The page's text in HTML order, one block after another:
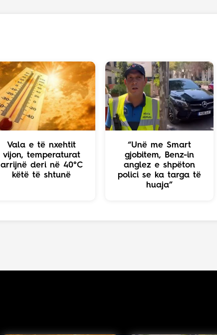
Vala e të nxehtit
vijon, temperaturat
arrijnë deri në 40°C
këtë të shtunë
“Unë me Smart
gjobitem, Benz-in
anglez e shpëton
polici se ka targa të
huaja”